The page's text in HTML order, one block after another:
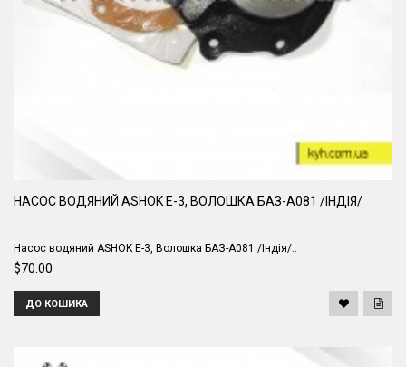
НАСОС ВОДЯНИЙ ASHOK E-3, ВОЛОШКА БАЗ-А081 /ІНДІЯ/
Насос водяний ASHOK E-3, Волошка БАЗ-А081 /Індія/..
$70.00
ДО КОШИКА